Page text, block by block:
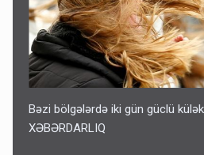
Bəzi bölgələrdə iki gün güclü
XƏBƏRDARLIQ